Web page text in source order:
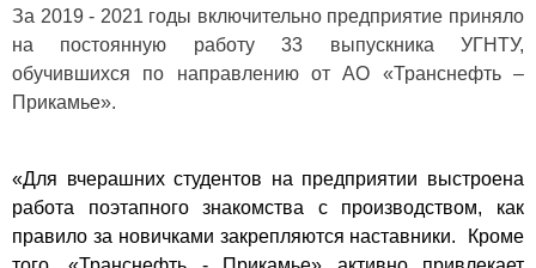
За 2019 - 2021 годы включительно предприятие приняло
на постоянную работу 33 выпускника УГНТУ,
обучившихся по направлению от АО «Транснефть –
Прикамье».
«Для вчерашних студентов на предприятии выстроена
работа поэтапного знакомства с производством, как
правило за новичками закрепляются наставники. Кроме